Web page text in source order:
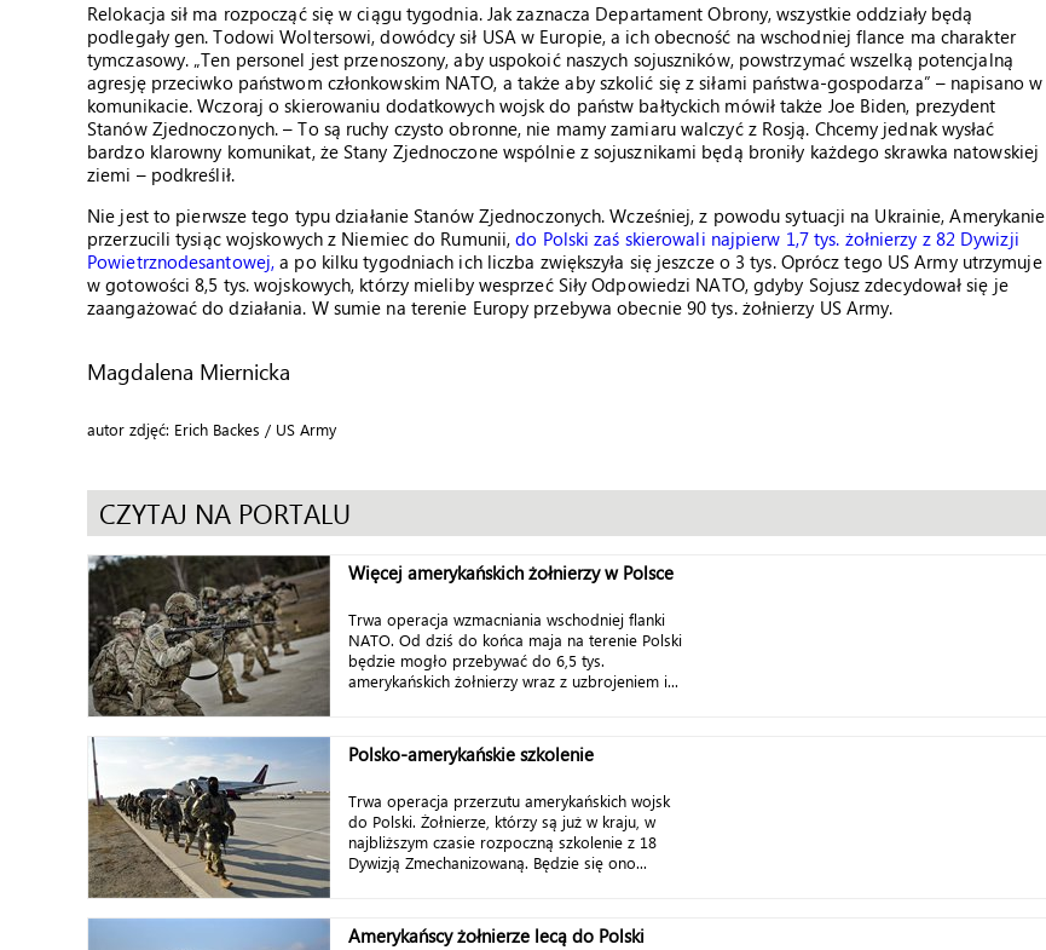
Relokacja sił ma rozpocząć się w ciągu tygodnia. Jak zaznacza Departament Obrony, wszystkie oddziały będą
podlegały gen. Todowi Woltersowi, dowódcy sił USA w Europie, a ich obecność na wschodniej flance ma charakter
tymczasowy. „Ten personel jest przenoszony, aby uspokoić naszych sojuszników, powstrzymać wszelką potencjalną
agresję przeciwko państwom członkowskim NATO, a także aby szkolić się z siłami państwa-gospodarza” – napisano w
komunikacie. Wczoraj o skierowaniu dodatkowych wojsk do państw bałtyckich mówił także Joe Biden, prezydent
Stanów Zjednoczonych. – To są ruchy czysto obronne, nie mamy zamiaru walczyć z Rosją. Chcemy jednak wysłać
bardzo klarowny komunikat, że Stany Zjednoczone wspólnie z sojusznikami będą broniły każdego skrawka natowskiej
ziemi – podkreślił.
Nie jest to pierwsze tego typu działanie Stanów Zjednoczonych. Wcześniej, z powodu sytuacji na Ukrainie, Amerykanie
przerzucili tysiąc wojskowych z Niemiec do Rumunii,do Polski zaś skierowali najpierw 1,7 tys. żołnierzy z 82 Dywizji
Powietrznodesantowej, a po kilku tygodniach ich liczba zwiększyła się jeszcze o 3 tys. Oprócz tego US Army utrzymuje
w gotowości 8,5 tys. wojskowych, którzy mieliby wesprzeć Siły Odpowiedzi NATO, gdyby Sojusz zdecydował się je
zaangażować do działania. W sumie na terenie Europy przebywa obecnie 90 tys. żołnierzy US Army.
Magdalena Miernicka
autor zdjęć: Erich Backes / US Army
CZYTAJ NA PORTALU
Więcej amerykańskich żołnierzy w Polsce
Trwa operacja wzmacniania wschodniej flanki
NATO. Od dziś do końca maja na terenie Polski
będzie mogło przebywać do 6,5 tys.
amerykańskich żołnierzy wraz z uzbrojeniem i...
Polsko-amerykańskie szkolenie
Trwa operacja przerzutu amerykańskich wojsk
do Polski. Żołnierze, którzy są już w kraju, w
najbliższym czasie rozpoczną szkolenie z 18
Dywizją Zmechanizowaną. Będzie się ono...
Amerykańscy żołnierze lecą do Polski